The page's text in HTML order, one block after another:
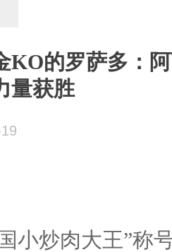
KO的罗萨多：
量获胜
小炒肉大王”称